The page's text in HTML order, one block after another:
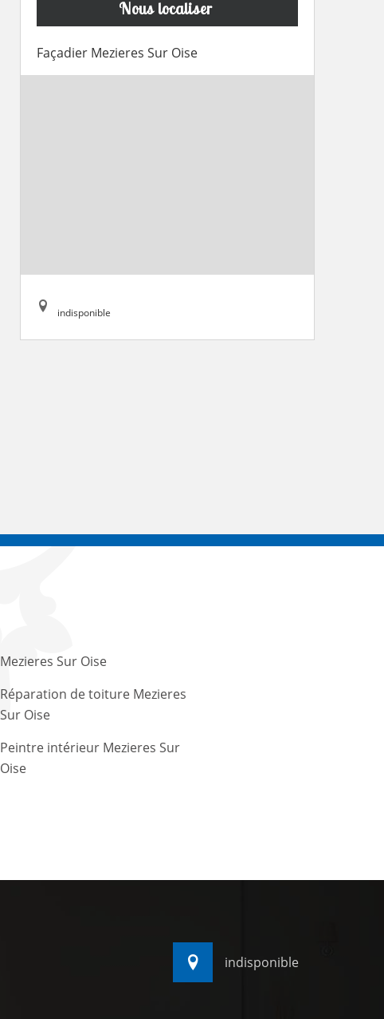
Nous localiser
Façadier Mezieres Sur Oise
indisponible
Mezieres Sur Oise
Réparation de toiture Mezieres
Sur Oise
Peintre intérieur Mezieres Sur
Oise
indisponible